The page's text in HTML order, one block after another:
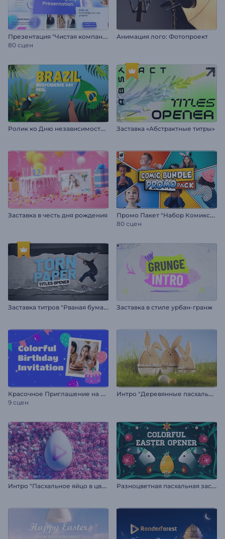
П
резентация "Чистая компания"
80 сцен
Анимация лого: Фотопроект
Р
олик ко Дню независимости Бразилии Заставка «Абстрактные титры»
Заставка в честь дня рождения П
ромо Пакет "Набор Комиксов"
80 сцен
З
аставка титров "Рваная бумага" Заставка в стиле урбан-гранж
К
расочное Приглашение на День Рождения
9 сцен
И
нтро "Деревянные пасхальные кролики"
И
нтро "Пасхальное яйцо в цветах" Р
азноцветная пасхальная заставка